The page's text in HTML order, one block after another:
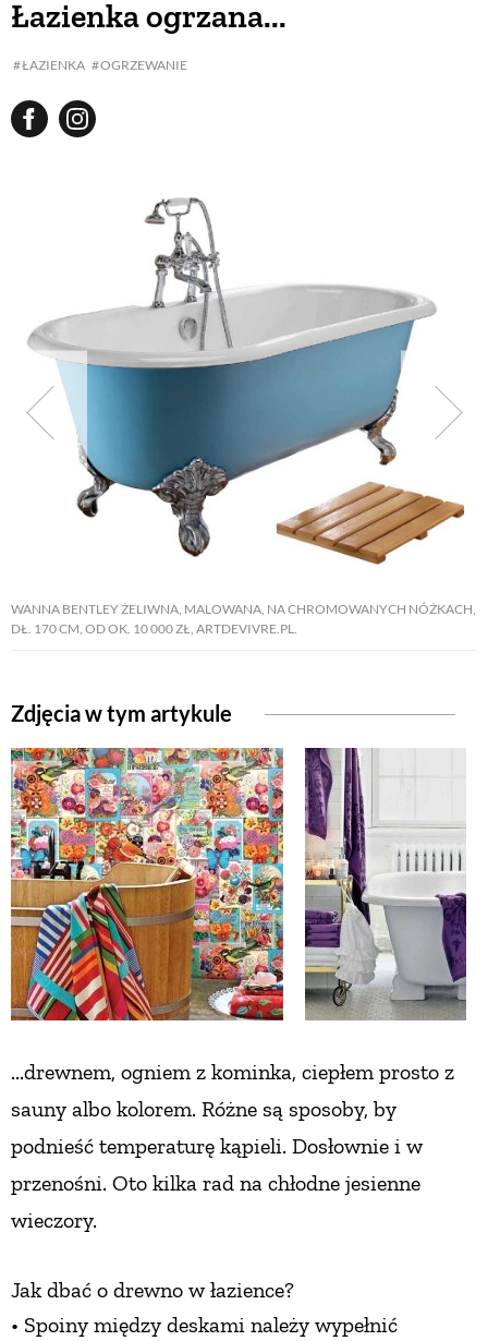
Łazienka ogrzana...
ŁAZIENKA OGRZEWANIE
WANNA BENTLEY ŻELIWNA, MALOWANA, NA CHROMOWANYCH NÓŻKACH,
DŁ. 170 CM, OD OK. 10 000 ZŁ, ARTDEVIVRE.PL.
Zdjęcia w tym artykule
...drewnem, ogniem z kominka, ciepłem prosto z
sauny albo kolorem. Różne są sposoby, by
podnieść temperaturę kąpieli. Dosłownie i w
przenośni. Oto kilka rad na chłodne jesienne
wieczory.
Jak dbać o drewno w łazience?
• Spoiny między deskami należy wypełnić
BUDUJEMY DOM
WARZYWA I OWOCE
ROŚLINY OGRODOWE
PORADY
PROJEKTOWANIE OGRODU
NATURALNIE
URODA
DLA DOMU
EKO ŻYCIE
PRZYRODA
ZWIERZĘTA DOMOWE
ZWIERZĘTA W NATURZE
GRZYBY
KRAJOBRAZ
RZEMIOSŁO